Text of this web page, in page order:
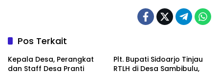
Pos Terkait
Kepala Desa, Perangkat
dan Staff Desa Pranti
Plt. Bupati Sidoarjo Tinjau
RTLH di Desa Sambibulu,